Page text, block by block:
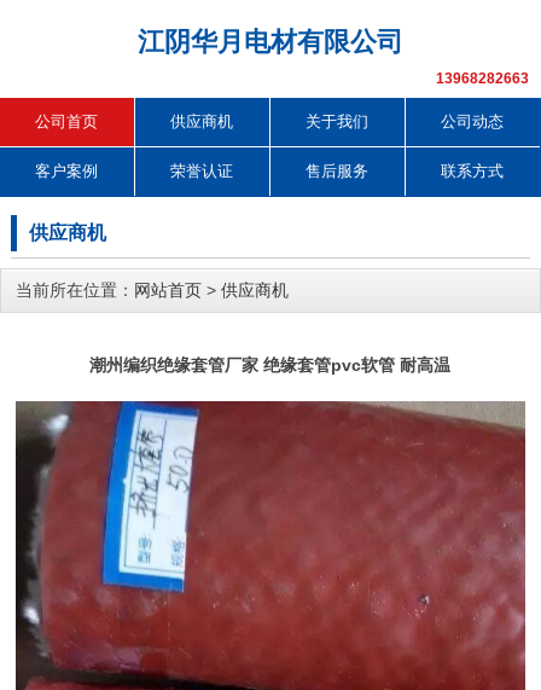
江阴华月电材有限公司
13968282663
公司首页 供应商机 关于我们 公司动态
客户案例 荣誉认证 售后服务 联系方式
供应商机
当前所在位置： 网站首页 > 供应商机
潮州编织绝缘套管厂家 绝缘套管pvc软管 耐高温